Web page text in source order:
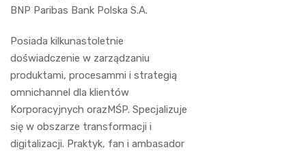
BNP Paribas Bank Polska S.A.
Posiada kilkunastoletnie
doświadczenie w zarządzaniu
produktami, procesammi i strategią
omnichannel dla klientów
Korporacyjnych orazMŚP. Specjalizuje
się w obszarze transformacji i
digitalizacji. Praktyk, fan i ambasador